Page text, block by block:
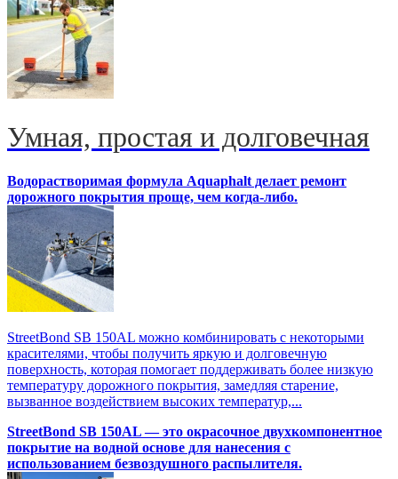
Умная, простая и долговечная
Водорастворимая формула Aquaphalt делает ремонт
дорожного покрытия проще, чем когда-либо.
StreetBond SB 150AL можно комбинировать с некоторыми
красителями, чтобы получить яркую и долговечную
поверхность, которая помогает поддерживать более низкую
температуру дорожного покрытия, замедляя старение,
вызванное воздействием высоких температур,...
StreetBond SB 150AL — это окрасочное двухкомпонентное
покрытие на водной основе для нанесения с
использованием безвоздушного распылителя.